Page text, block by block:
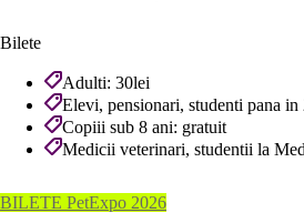
Bilete
Adulti: 30lei
Elevi, pensionari, studenti pana in
Copiii sub 8 ani: gratuit
Medicii veterinari, studentii la
BILETE PetExpo 2026